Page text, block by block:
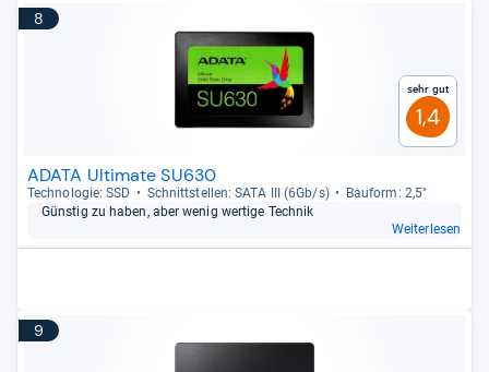
8
Sehr gut
1,4
ADATA Ultimate SU630
Tech­no­lo­gie: SSD Schnitt­stel­len: SATA III (6Gb/s)
Bau­form: 2,5"
Güns­tig zu haben, aber wenig wer­tige Tech­nik
Weiterlesen
9